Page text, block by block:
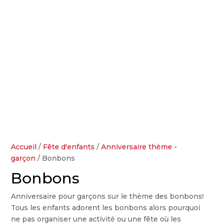
Accueil / Fête d'enfants /Anniversaire thème -
garçon / Bonbons
Bonbons
Anniversaire pour garçons sur le thème des bonbons!
Tous les enfants adorent les bonbons alors pourquoi
ne pas organiser une activité ou une fête où les